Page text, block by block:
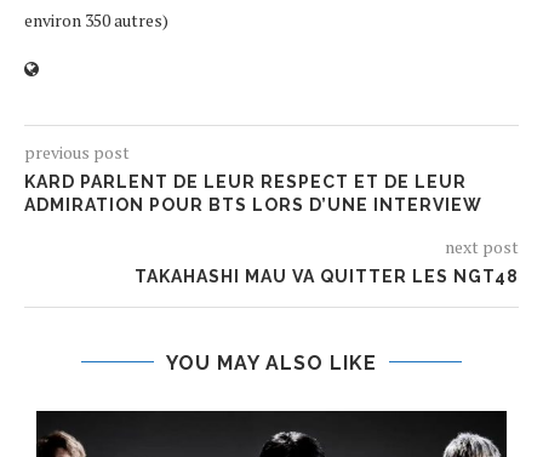
environ 350 autres)
previous post
KARD PARLENT DE LEUR RESPECT ET DE LEUR
ADMIRATION POUR BTS LORS D’UNE INTERVIEW
next post
TAKAHASHI MAU VA QUITTER LES NGT48
YOU MAY ALSO LIKE